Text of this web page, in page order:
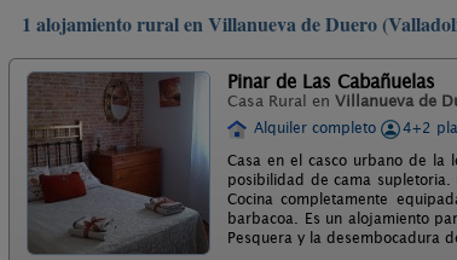
1 alojamiento rural en Villanueva de Duero
Pinar de Las Cabañuelas
Casa Rural en Villanueva de
Alquiler completo
4+2
Casa en el casco urbano de la
posibilidad de cama supletoria.
Cocina completamente
barbacoa. Es un alojamiento
Pesquera y la desembocadura